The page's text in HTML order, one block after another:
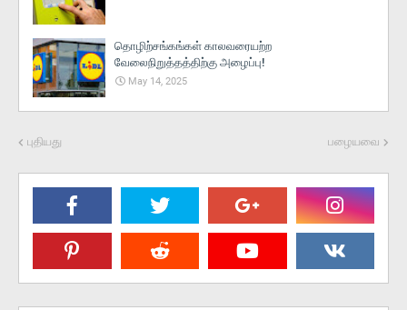
தொழிற்சங்கங்கள் காலவரையற்ற
வேலைநிறுத்தத்திற்கு அழைப்பு!
May 14, 2025
புதியது பழையவை